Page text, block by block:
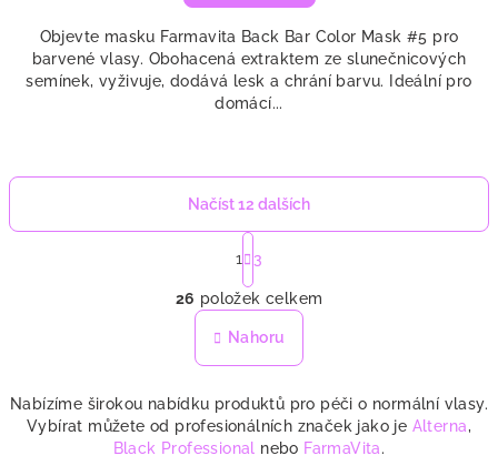
Objevte masku Farmavita Back Bar Color Mask #5 pro
barvené vlasy. Obohacená extraktem ze slunečnicových
semínek, vyživuje, dodává lesk a chrání barvu. Ideální pro
domácí...
O
v
l
á
a
c
í
Načíst 12 dalších
S
t
r
á
n
k
o
á
n
í
1 3
26 položek celkem
Nahoru
Nabízíme širokou nabídku produktů pro péči o normální vlasy.
Vybírat můžete od profesionálních značek jako je Alterna,
Black Professional nebo FarmaVita.